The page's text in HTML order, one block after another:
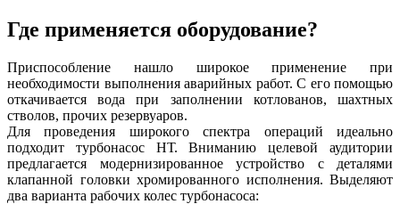
Где применяется оборудование?
Приспособление нашло широкое применение при
необходимости выполнения аварийных работ. С его помощью
откачивается вода при заполнении котлованов, шахтных
стволов, прочих резервуаров.
Для проведения широкого спектра операций идеально
подходит турбонасос НТ. Вниманию целевой аудитории
предлагается модернизированное устройство с деталями
клапанной головки хромированного исполнения. Выделяют
два варианта рабочих колес турбонасоса: